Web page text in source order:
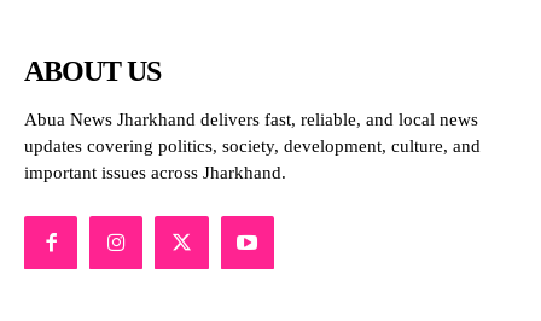
ABOUT US
Abua News Jharkhand delivers fast, reliable, and local news
updates covering politics, society, development, culture, and
important issues across Jharkhand.